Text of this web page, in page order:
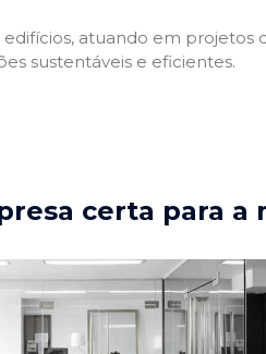
atuando em projetos
sustentáveis e eficientes.
certa para